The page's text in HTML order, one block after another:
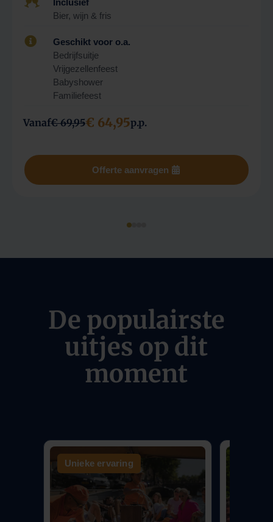
Inclusief
Bier, wijn & fris

Geschikt voor o.a.
Bedrijfsuitje
Vrijgezellenfeest
Babyshower
Familiefeest
Vanaf€ 69,95€ 64,95p.p.
Offerte aanvragen
De populairste
uitjes op dit
moment
Unieke ervaring